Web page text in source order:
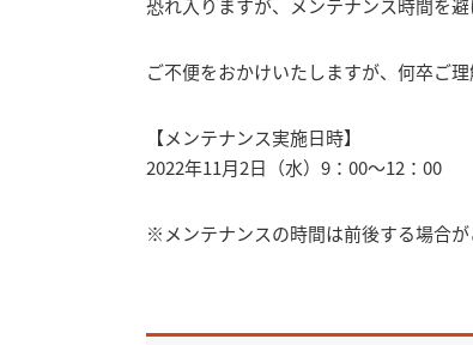
恐れ入りますが、メンテナンス時間を
ご不便をおかけいたしますが、何卒ご
【メンテナンス実施日時】
2022年11月2日（水）9：00～12：00
※メンテナンスの時間は前後する場合が